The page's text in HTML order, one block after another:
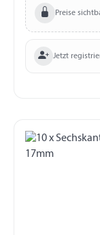
Preise
Jetzt